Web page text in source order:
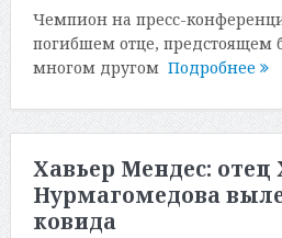
Чемпион на пресс-
погибшем отце, предстоящем
многом другом Подробнее
Хавьер Мендес: отец
Нурмагомедова
ковида